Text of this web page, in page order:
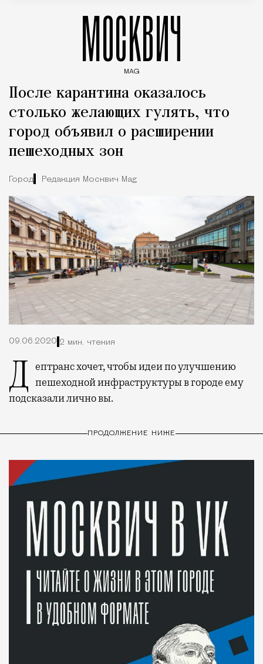
МОСКВИЧ
MAG
После карантина оказалось
столько желающих гулять, что
город объявил о расширении
пешеходных зон
Город Редакция Москвич Mag
09.06.2020 2 мин. чтения
Дептранс хочет, чтобы идеи по улучшению пешеходной инфраструктуры в городе ему
подсказали лично вы.
ПРОДОЛЖЕНИЕ НИЖЕ